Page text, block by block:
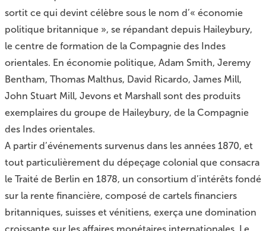
sortit ce qui devint célèbre sous le nom d’« économie
politique britannique », se répandant depuis Haileybury,
le centre de formation de la Compagnie des Indes
orientales. En économie politique, Adam Smith, Jeremy
Bentham, Thomas Malthus, David Ricardo, James Mill,
John Stuart Mill, Jevons et Marshall sont des produits
exemplaires du groupe de Haileybury, de la Compagnie
des Indes orientales.
A partir d’événements survenus dans les années 1870, et
tout particulièrement du dépeçage colonial que consacra
le Traité de Berlin en 1878, un consortium d’intérêts fondé
sur la rente financière, composé de cartels financiers
britanniques, suisses et vénitiens, exerça une domination